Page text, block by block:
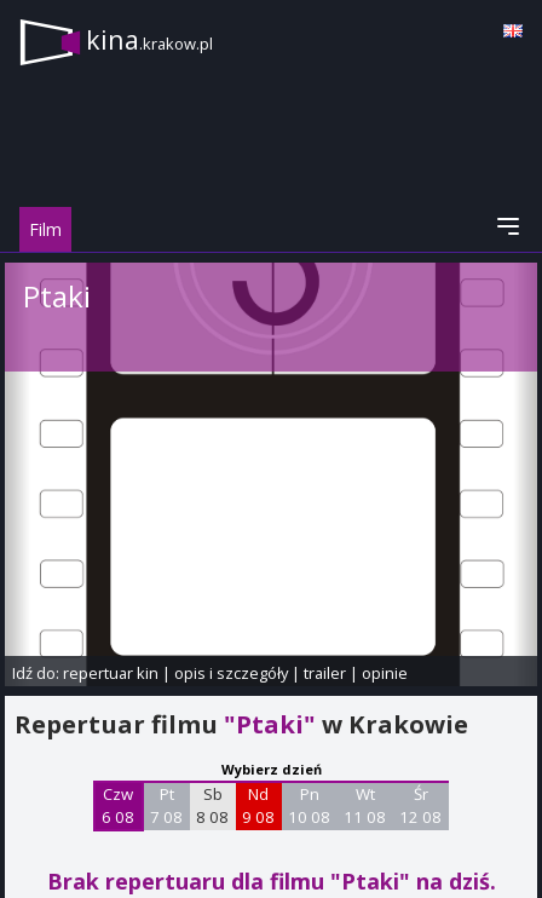
kina.krakow.pl
Film
Ptaki
Idź do:repertuar kin |opis i szczegóły|trailer |opinie
Repertuar filmu "Ptaki" w Krakowie
Wybierz dzień
Czw
6 08
Pt
7 08
Sb
8 08
Nd
9 08
Pn
10 08
Wt
11 08
Śr
12 08
Brak repertuaru dla filmu "Ptaki" na dziś.